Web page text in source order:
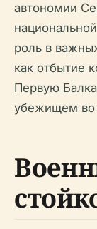
автономии
роль в
как отбытие
Первую
убежищем во